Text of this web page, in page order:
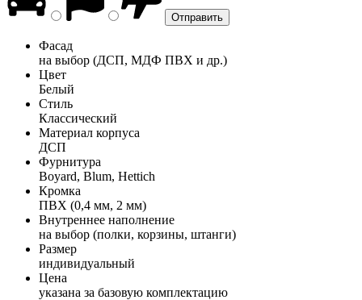
Фасад
на выбор (ДСП, МДФ ПВХ и др.)
Цвет
Белый
Стиль
Классический
Материал корпуса
ДСП
Фурнитура
Boyard, Blum, Hettich
Кромка
ПВХ (0,4 мм, 2 мм)
Внутреннее наполнение
на выбор (полки, корзины, штанги)
Размер
индивидуальный
Цена
указана за базовую комплектацию